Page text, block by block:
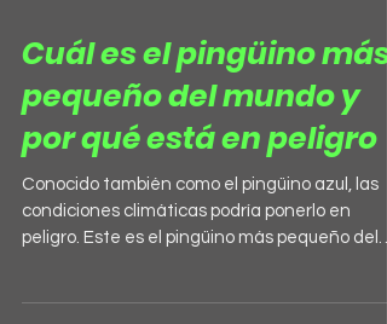
Cuál es el pingüino más
pequeño del mundo y
por qué está en peligro
Conocido también como el pingüino azul, las
condiciones climáticas podría ponerlo en
peligro. Este es el pingüino más pequeño del